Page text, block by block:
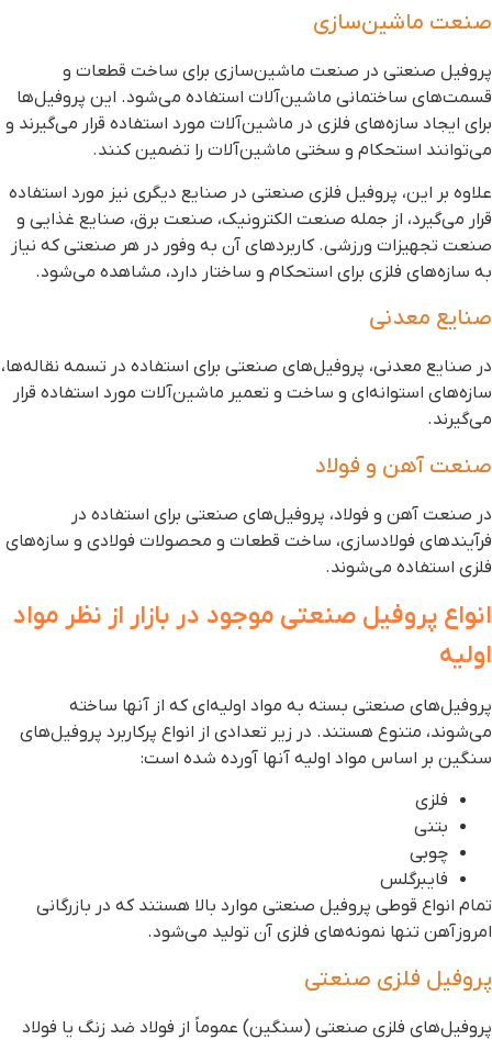
ماشین‌سازی
صنعتی در صنعت ماشین‌سازی برای ساخت قطعات و
ساختمانی ماشین‌آلات استفاده می‌شود. این پروفیل‌ها
ایجاد سازه‌های فلزی در ماشین‌آلات مورد استفاده قرار می‌گیرند و
استحکام و سختی ماشین‌آلات را تضمین کنند.
بر این، پروفیل فلزی صنعتی در صنایع دیگری نیز مورد استفاده
می‌گیرد، از جمله صنعت الکترونیک، صنعت برق، صنایع غذایی و
تجهیزات ورزشی. کاربردهای آن به وفور در هر صنعتی که نیاز
سازه‌های فلزی برای استحکام و ساختار دارد، مشاهده می‌شود.
معدنی
صنایع معدنی، پروفیل‌های صنعتی برای استفاده در تسمه نقاله‌ها،
استوانه‌ای و ساخت و تعمیر ماشین‌آلات مورد استفاده قرار
آهن و فولاد
صنعت آهن و فولاد، پروفیل‌های صنعتی برای استفاده در
فولادسازی، ساخت قطعات و محصولات فولادی و سازه‌های
استفاده می‌شوند.
پروفیل صنعتی موجود در بازار از نظر مواد
صنعتی بسته به مواد اولیه‌ای که از آنها ساخته
متنوع هستند. در زیر تعدادی از انواع پرکاربرد پروفیل‌های
بر اساس مواد اولیه آنها آورده شده است:
فلزی
بتنی
چوبی
فایبرگلس
انواع قوطی پروفیل صنعتی موارد بالا هستند که در بازرگانی
تنها نمونه‌های فلزی آن تولید می‌شود.
فلزی صنعتی
فلزی صنعتی (سنگین) عموماً از فولاد ضد زنگ یا فولاد